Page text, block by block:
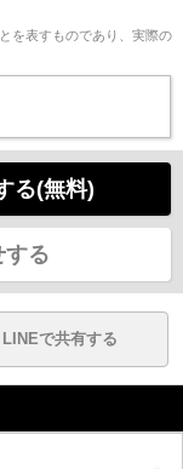
を表すものであり、実際の
る(無料)
する
LINEで共有する